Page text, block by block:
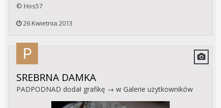
© Hos57
26 Kwietnia 2013
SREBRNA DAMKA
PADPODNAD dodał grafikę → w Galerie użytkowników